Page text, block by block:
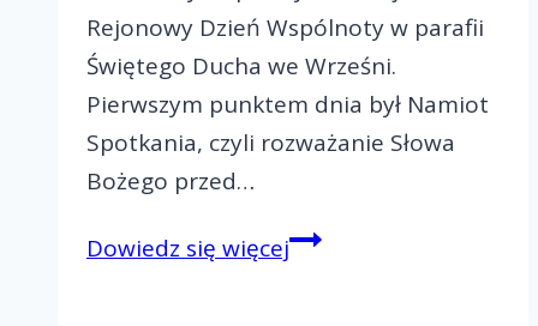
Rejonowy Dzień Wspólnoty w parafii
Świętego Ducha we Wrześni.
Pierwszym punktem dnia był Namiot
Spotkania, czyli rozważanie Słowa
Bożego przed…
Dowiedz się więcejPaschalny